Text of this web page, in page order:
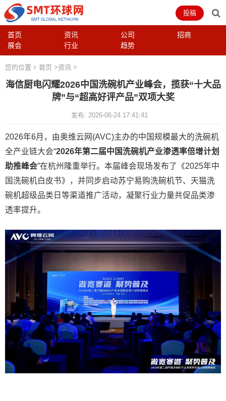
首页 资讯 公司
招商
展会
行业 趋势
投稿
您的位置 首页 >资讯 >
海信厨电闪耀2026中国洗碗机产业峰会，揽获“十大品
牌”与“超高好评产品”双项大奖
发布: 2026-06-24 17:41:41
2026年6月，由奥维云网(AVC)主办的中国规模最大的洗碗机
全产业链大会“2026年第二届中国洗碗机产业渗透率倍增计划
助推峰会”在杭州隆重举行。本届峰会现场发布了《2025年中
国洗碗机白皮书》，并同步启动苏宁易购洗碗机节、天猫洗
碗机超级品类日等渠道推广活动，凝聚行业力量共促品类渗
透率提升。